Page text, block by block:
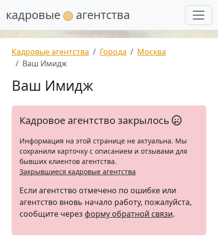
кадровые агентства
Кадровые агентства Города
Москва
Ваш Имидж
Ваш Имидж
Кадровое агентство закрылось
Информация на этой странице не актуальна. Мы
сохранили карточку с описанием и отзывами для
бывших клиентов агентства.
Закрывшиеся кадровые агентства
Если агентство отмечено по ошибке или
агентство вновь начало работу, пожалуйста,
сообщите через форму обратной связи.